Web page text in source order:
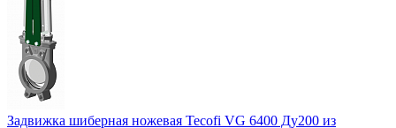
Задвижка шиберная ножевая Tecofi VG 6400 Ду200 из